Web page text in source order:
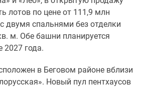
лотов по цене от 111,9 млн
двумя спальнями без отделки
м. Обе башни планируется
2027 года.
в Беговом районе вблизи
Новый пул пентхаусов